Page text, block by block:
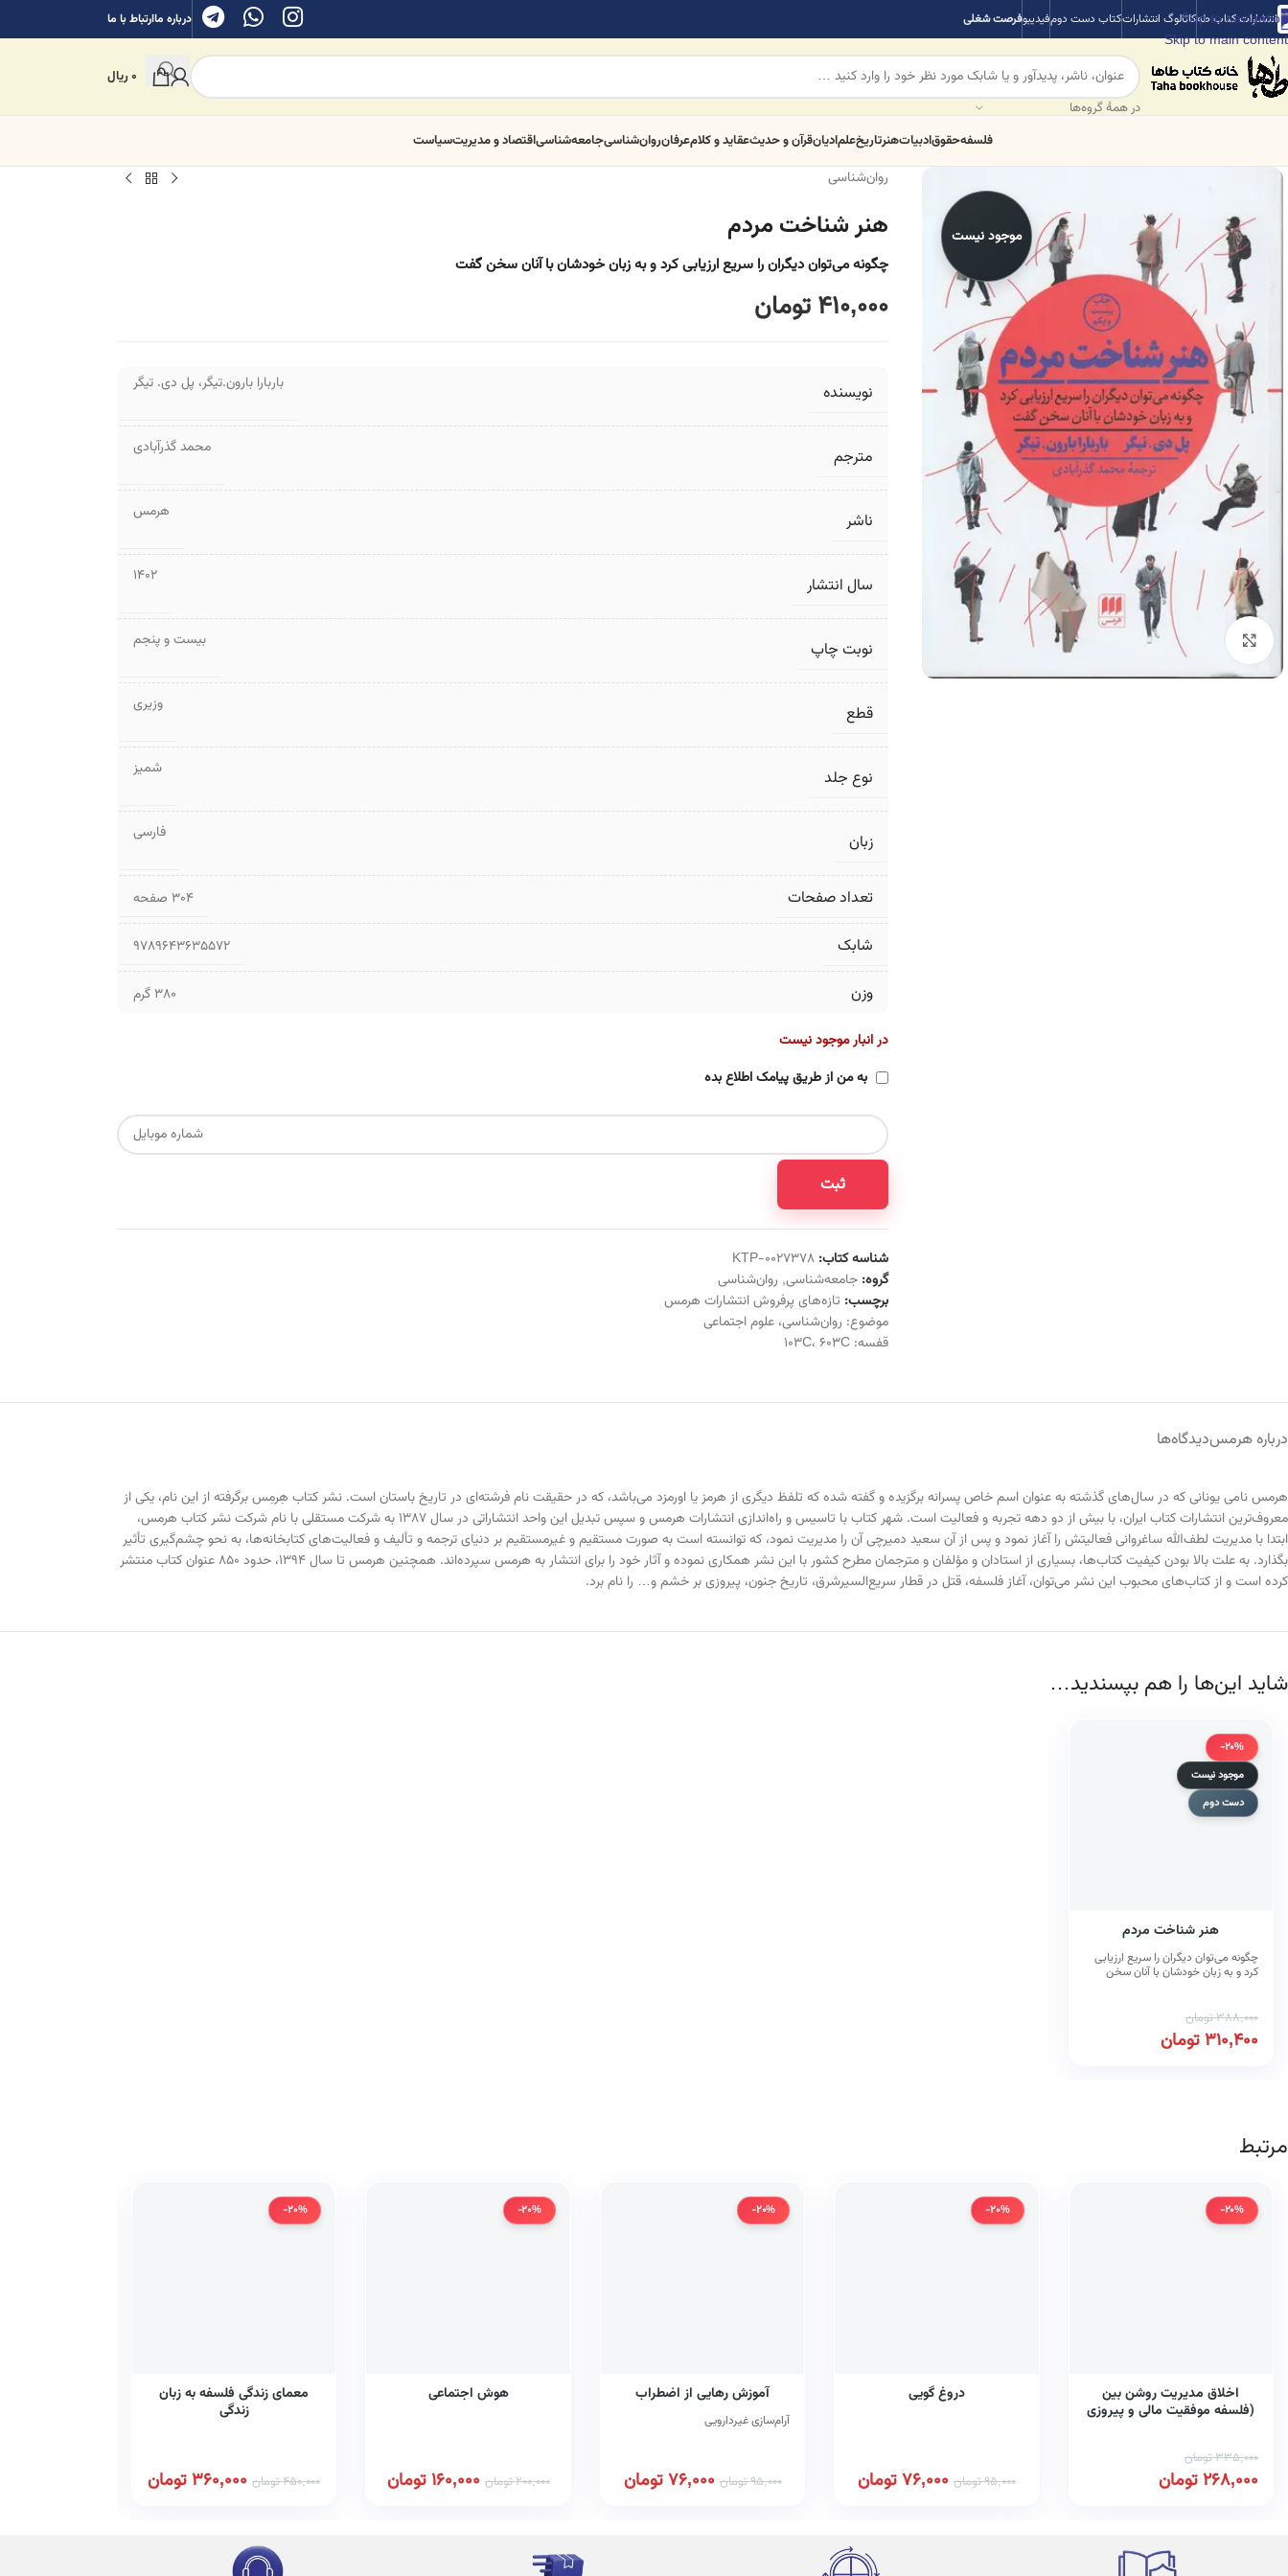
Skip to navigation
Skip to main content
انتشارات کتاب طهکاتالوگ انتشاراتکتاب دست دومفیدیبوفرصت شغلی درباره ماارتباط با ما
در همهٔ گروه‌ها
0ریال
فلسفهحقوقادبیاتهنرتاریخعلمادیانقرآن و حدیثعقاید و کلامعرفانروان‌شناسیجامعه‌شناسیاقتصاد و مدیریتسیاست
موجود نیست
برای بزرگنمایی کلیک کنید
روان‌شناسی
هنر شناخت مردم
چگونه می‌توان دیگران را سریع ارزیابی کرد و به زبان خودشان با آنان سخن گفت
410,000 تومان
نویسنده باربارا بارون.تیگر، پل دی. تیگر
مترجم محمد گذرآبادی
ناشر هرمس
سال انتشار 1402
نوبت چاپ بیست و پنجم
قطع وزیری
نوع جلد شمیز
زبان فارسی
تعداد صفحات ۳۰۴ صفحه
شابک 9789643635572
وزن 380 گرم
در انبار موجود نیست
به من از طریق پیامک اطلاع بده
ثبت
شناسه کتاب:KTP-0027378
گروه: جامعه‌شناسی, روان‌شناسی
برچسب: تازه‌های پرفروش انتشارات هرمس
موضوع: روان‌شناسی،علوم اجتماعی
قفسه:
103C، 603C
درباره هرمسدیدگاه‌ها
هرمس نامی یونانی که در سال‌های گذشته به عنوان اسم خاص پسرانه برگزیده و گفته شده که تلفظ دیگری از هرمز یا اورمزد می‌باشد، که در حقیقت نام فرشته‌ای در تاریخ باستان است. نشر کتاب هِرمِس برگرفته از این نام، یکی از
معروف‌ترین انتشارات کتاب ایران، با بیش از دو دهه تجربه و فعالیت است. شهر کتاب با تاسیس و راه‌اندازی انتشارات هرمس و سپس تبدیل این واحد انتشاراتی در سال ۱۳۸۷ به شرکت مستقلی با نام شرکت نشر کتاب هرمس،
ابتدا با مدیریت لطف‌الله ساغروانی فعالیتش را آغاز نمود و پس از آن سعید دمیرچی آن را مدیریت نمود، که توانسته است به صورت مستقیم و غیرمستقیم بر دنیای ترجمه و تألیف و فعالیت‌های کتابخانه‌ها، به نحو چشم‌گیری تأثیر
بگذارد. به علت بالا بودن کیفیت کتاب‌ها، بسیاری از استادان و مؤلفان و مترجمان مطرح کشور با این نشر همکاری نموده و آثار خود را برای انتشار به هرمس سپرده‌اند. همچنین هرمس تا سال ۱۳۹۴، حدود ۸۵۰ عنوان کتاب منتشر
کرده است و از کتاب‌های محبوب این نشر می‌توان، آغاز فلسفه، قتل در قطار سریع‌السیرشرق، تاریخ جنون، پیروزی بر خشم و… را نام برد.
شاید این‌ها را هم بپسندید…
-20%
موجود نیست
دست دوم
هنر شناخت مردم
چگونه می‌توان دیگران را سریع ارزیابی
کرد و به زبان خودشان با آنان سخن
388,000تومان
310,400تومان
مرتبط
-20%
اخلاق مدیریت روشن بین
(فلسفه موفقیت مالی و پیروزی
335,000تومان
268,000تومان
-20%
دروغ گویی
95,000تومان 76,000تومان
-20%
آموزش رهایی از اضطراب
آرام‌سازی غیردارویی
95,000تومان 76,000تومان
-20%
هوش اجتماعی
200,000تومان 160,000تومان
-20%
معمای زندگی فلسفه به زبان
زندگی
450,000تومان 360,000تومان